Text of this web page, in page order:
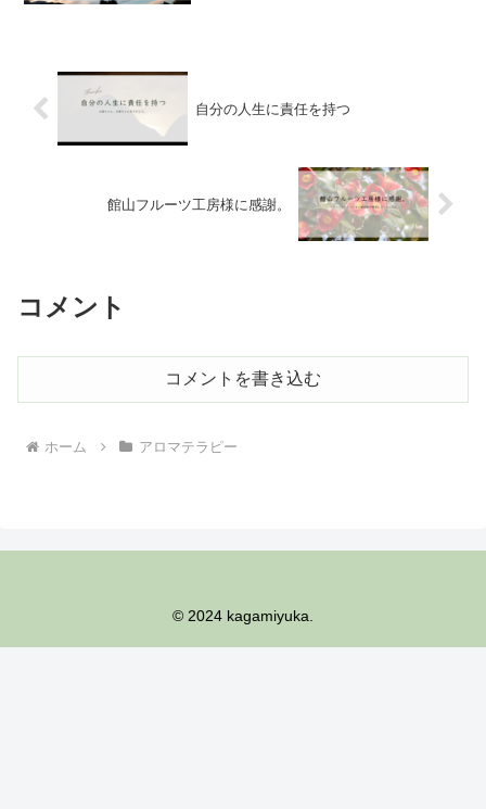
自分の人生に責任を持つ
館山フルーツ工房様に感謝。
コメント
コメントを書き込む
ホーム アロマテラピー
© 2024 kagamiyuka.